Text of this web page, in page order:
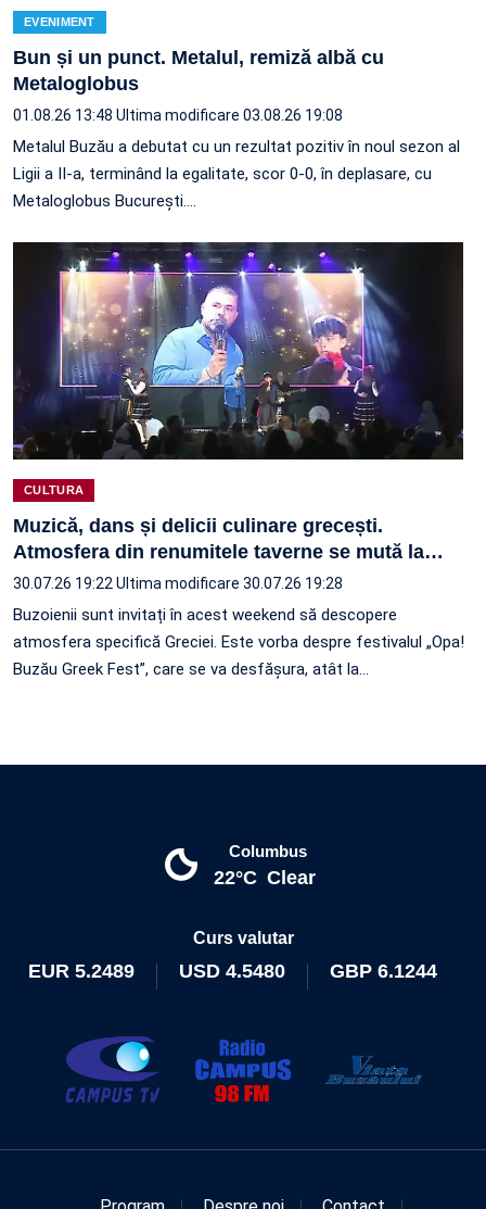
EVENIMENT
Bun și un punct. Metalul, remiză albă cu
Metaloglobus
01.08.26 13:48 Ultima modificare 03.08.26 19:08
Metalul Buzău a debutat cu un rezultat pozitiv în noul sezon al
Ligii a II-a, terminând la egalitate, scor 0-0, în deplasare, cu
Metaloglobus București.…
CULTURA
Muzică, dans și delicii culinare grecești.
Atmosfera din renumitele taverne se mută la…
30.07.26 19:22 Ultima modificare 30.07.26 19:28
Buzoienii sunt invitați în acest weekend să descopere
atmosfera specifică Greciei. Este vorba despre festivalul „Opa!
Buzău Greek Fest”, care se va desfășura, atât la…
Columbus
22°C Clear
Curs valutar
EUR 5.2489 USD 4.5480 GBP 6.1244